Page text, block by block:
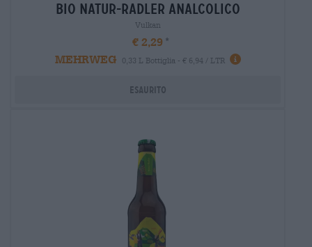
bio natur-radler analcolico
Vulkan
€ 2,29
MEHRWEG
0,33 L Bottiglia - € 6,94 / LTR
Esaurito